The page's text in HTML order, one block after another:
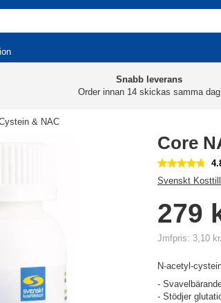
Snabb leverans
Order innan 14 skickas samma dag
& NAC
Core
Svenskt
279
Jmfpris: 3,10
N-acetyl-
-
- Stödjer